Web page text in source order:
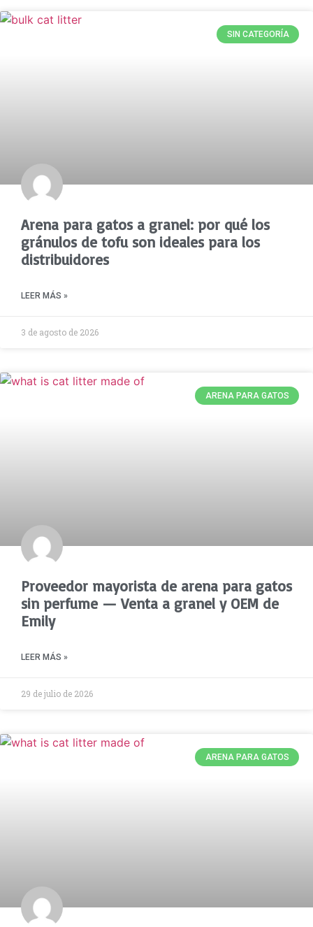
SIN CATEGORÍA
Arena para gatos a granel: por qué los
gránulos de tofu son ideales para los
distribuidores
LEER MÁS »
3 de agosto de 2026
ARENA PARA GATOS
Proveedor mayorista de arena para gatos
sin perfume — Venta a granel y OEM de
Emily
LEER MÁS »
29 de julio de 2026
ARENA PARA GATOS